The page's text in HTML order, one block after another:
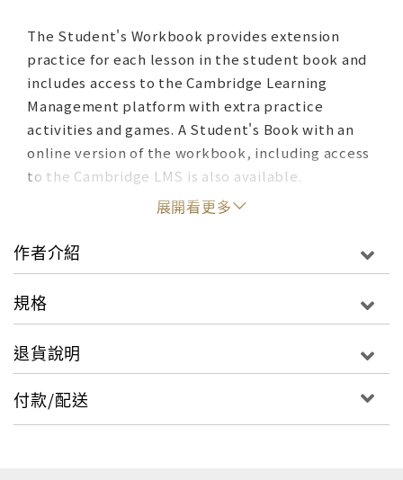
The Student's Workbook provides extension
practice for each lesson in the student book and
includes access to the Cambridge Learning
Management platform with extra practice
activities and games. A Student's Book with an
online version of the workbook, including access
to the Cambridge LMS is also available.
展開看更多
作者介紹
規格
退貨說明
付款/配送